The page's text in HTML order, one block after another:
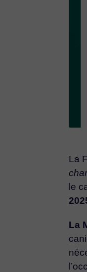
La
le
La